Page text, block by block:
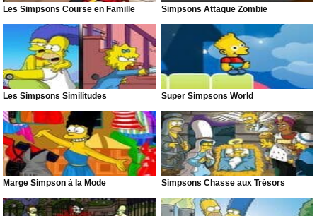
Les Simpsons Course en Famille Simpsons Attaque Zombie
Les Simpsons Similitudes Super Simpsons World
Marge Simpson à la Mode Simpsons Chasse aux Trésors